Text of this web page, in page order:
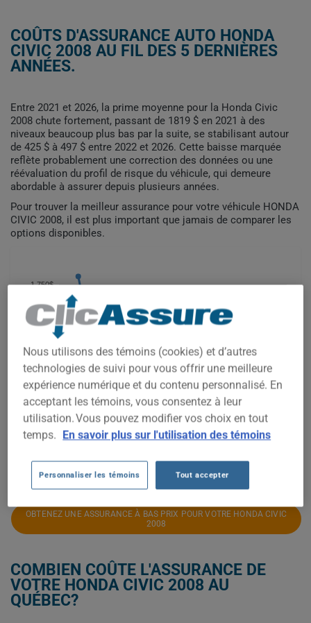
COÛTS D'ASSURANCE AUTO HONDA
CIVIC 2008 AU FIL DES 5 DERNIÈRES
ANNÉES.
Entre 2021 et 2026, la prime moyenne pour la Honda Civic
2008 chute fortement, passant de 1819 $ en 2021 à des
niveaux beaucoup plus bas par la suite, se stabilisant autour
de 425 $ à 497 $ entre 2022 et 2026. Cette baisse marquée
reflète probablement une correction des données ou une
réévaluation du profil de risque du véhicule, qui demeure
abordable à assurer depuis plusieurs années.
Pour trouver la meilleur assurance pour votre véhicule HONDA
CIVIC 2008, il est plus important que jamais de comparer les
options disponibles.
2021 2022 2023 2024 2025
500$
750$
1 000$
1 500$
1 750$
OBTENEZ UNE ASSURANCE À BAS PRIX POUR VOTRE HONDA CIVIC
2008
COMBIEN COÛTE L'ASSURANCE DE
VOTRE HONDA CIVIC 2008 AU
QUÉBEC?
Nous utilisons des témoins (cookies) et d’autres
technologies de suivi pour vous offrir une meilleure
expérience numérique et du contenu personnalisé. En
acceptant les témoins, vous consentez à leur
utilisation. Vous pouvez modifier vos choix en tout
temps. En savoir plus sur l'utilisation des témoins
Personnaliser les témoins Tout accepter